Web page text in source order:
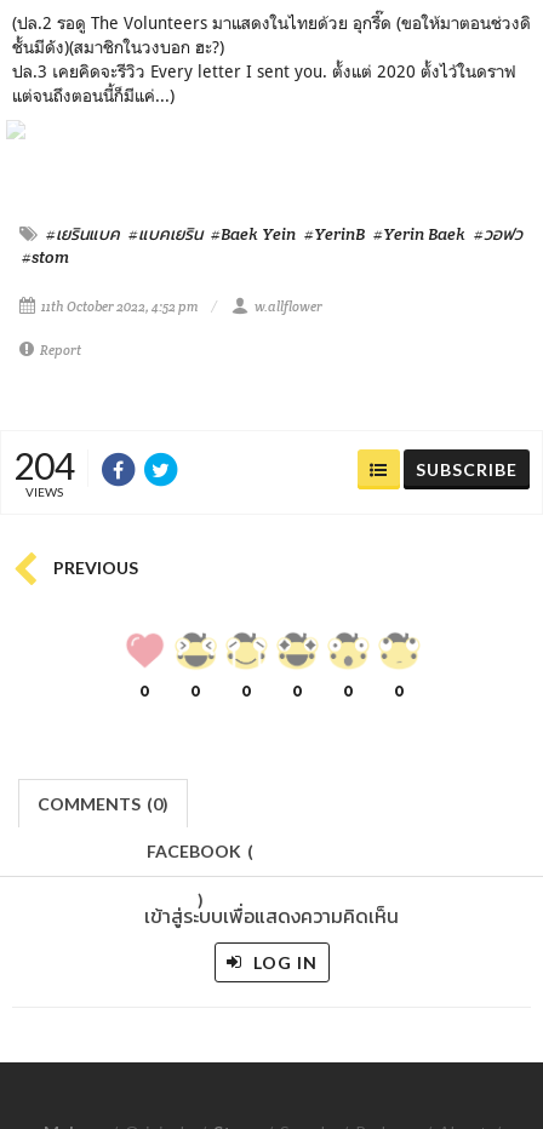
(ปล.2 รอดู The Volunteers มาแสดงในไทยด้วย อุกรี๊ด (ขอให้มาตอนช่วงดิ
ชั้นมีดัง)(สมาชิกในวงบอก ฮะ?)
ปล.3 เคยคิดจะรีวิว Every letter I sent you. ตั้งแต่ 2020 ตั้งไว้ในดราฟ
แต่จนถึงตอนนี้ก็มีแค่...)
#เยรินแบค #แบคเยริน #Baek Yein #YerinB #Yerin Baek #วอฟว
#stom
11th October 2022, 4:52 pm w.allflower
Report
204
VIEWS
SUBSCRIBE
PREVIOUS
0 0 0 0 0 0
COMMENTS (0)
FACEBOOK (
)
เข้าสู่ระบบเพื่อแสดงความคิดเห็น
LOG IN